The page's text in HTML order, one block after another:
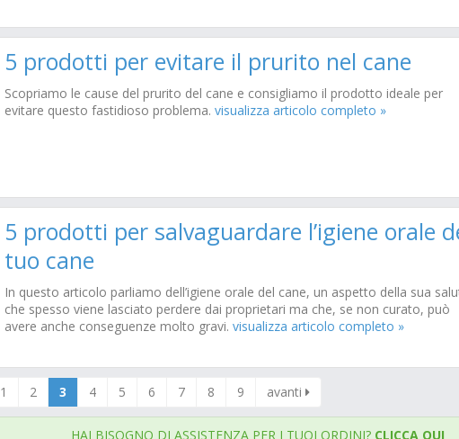
5 prodotti per evitare il prurito nel cane
Scopriamo le cause del prurito del cane e consigliamo il prodotto ideale per
evitare questo fastidioso problema. visualizza articolo completo »
5 prodotti per salvaguardare l’igiene orale
tuo cane
In questo articolo parliamo dell’igiene orale del cane, un aspetto della sua
che spesso viene lasciato perdere dai proprietari ma che, se non curato, può
avere anche conseguenze molto gravi. visualizza articolo completo »
1 2 3 4 5 6 7 8 9 avanti
HAI BISOGNO DI ASSISTENZA PER I TUOI ORDINI? CLICCA QUI